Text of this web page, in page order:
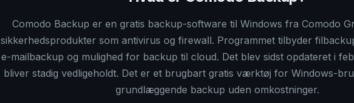
Comodo Backup er en gratis backup-software til Windows fra Comodo
sikkerhedsprodukter som antivirus og firewall. Programmet tilbyder
e-mailbackup og mulighed for backup til cloud. Det blev sidst opdateret i
bliver stadig vedligeholdt. Det er et brugbart gratis værktøj for Windows-
grundlæggende backup uden omkostninger.